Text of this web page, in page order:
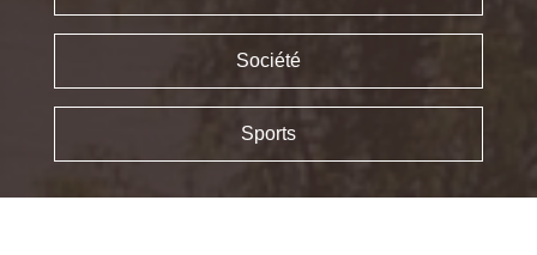
Société
Sports